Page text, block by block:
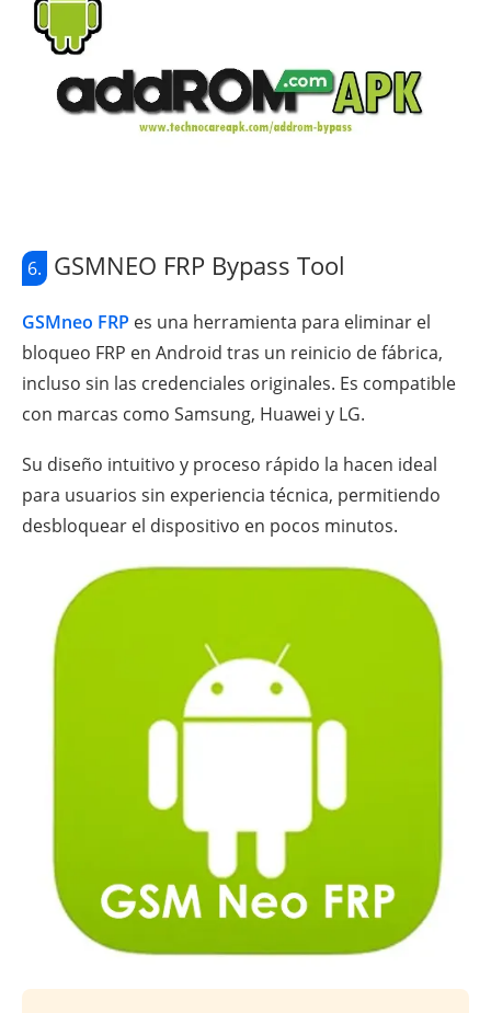
6. GSMNEO FRP Bypass Tool
GSMneo FRP es una herramienta para eliminar el
bloqueo FRP en Android tras un reinicio de fábrica,
incluso sin las credenciales originales. Es compatible
con marcas como Samsung, Huawei y LG.
Su diseño intuitivo y proceso rápido la hacen ideal
para usuarios sin experiencia técnica, permitiendo
desbloquear el dispositivo en pocos minutos.